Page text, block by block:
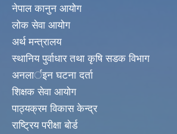
नेपाल कानुन आयोग
लोक सेवा आयोग
अर्थ मन्त्रालय
स्थानिय पुर्वाधार तथा कृषि सडक विभाग
अनलार्इन घटना दर्ता
शिक्षक सेवा आयोग
पाठ्यक्रम विकास केन्द्र
राष्ट्रिय परीक्षा बोर्ड